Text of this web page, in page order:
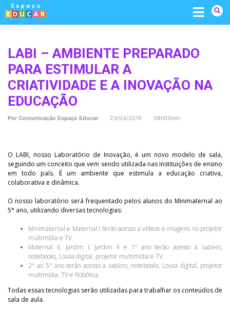
Skip
content
LABI – AMBIENTE PREPARADO
PARA ESTIMULAR A
CRIATIVIDADE E A INOVAÇÃO NA
EDUCAÇÃO
Por Comunicação Espaço Educar 23/04/2019 08h03min
O LABI, nosso Laboratório de Inovação, é um novo modelo de sala,
seguindo um conceito que vem sendo utilizada nas instituições de ensino
em todo país. É um ambiente que estimula a educação criativa,
colaborativa e dinâmica.
O nosso laboratório será frequentado pelos alunos do Minimaternal ao
5° ano, utilizando diversas tecnologias:
Minimaternal e Maternal I terão acesso a vídeos e imagens no projetor
multimídia e TV.
Maternal II, Jardim I, Jardim II e 1º ano terão acesso a tablets,
notebooks, Lousa digital, projetor multimídia e TV.
2° ao 5° ano terão acesso a tablets, notebooks, Lousa digital, projetor
multimídia, TV e Robótica.
Todas essas tecnologias serão utilizadas para trabalhar os conteúdos de
sala de aula.